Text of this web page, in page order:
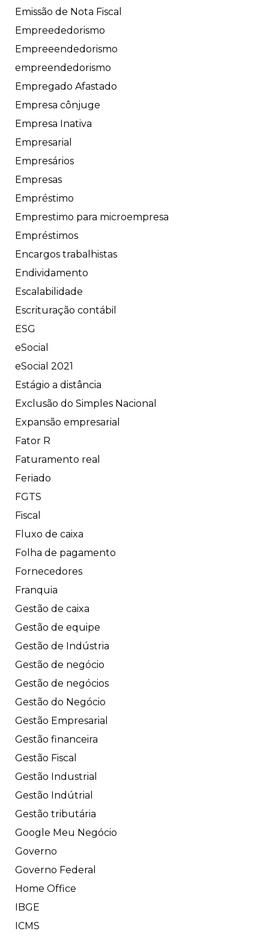
Emissão de Nota Fiscal
Empreededorismo
Empreeendedorismo
empreendedorismo
Empregado Afastado
Empresa cônjuge
Empresa Inativa
Empresarial
Empresários
Empresas
Empréstimo
Emprestimo para microempresa
Empréstimos
Encargos trabalhistas
Endividamento
Escalabilidade
Escrituração contábil
ESG
eSocial
eSocial 2021
Estágio a distância
Exclusão do Simples Nacional
Expansão empresarial
Fator R
Faturamento real
Feriado
FGTS
Fiscal
Fluxo de caixa
Folha de pagamento
Fornecedores
Franquia
Gestão de caixa
Gestão de equipe
Gestão de Indústria
Gestão de negócio
Gestão de negócios
Gestão do Negócio
Gestão Empresarial
Gestão financeira
Gestão Fiscal
Gestão Industrial
Gestão Indútrial
Gestão tributária
Google Meu Negócio
Governo
Governo Federal
Home Office
IBGE
ICMS